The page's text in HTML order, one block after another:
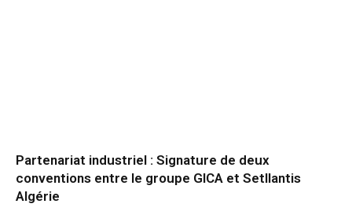
Partenariat industriel : Signature de deux
conventions entre le groupe GICA et Setllantis
Algérie